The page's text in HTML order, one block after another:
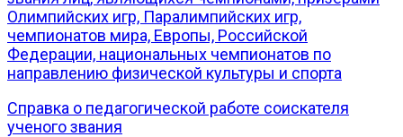
Олимпийских игр, Паралимпийских игр,
чемпионатов мира, Европы, Российской
Федерации, национальных чемпионатов по
направлению физической культуры и спорта
Справка о педагогической работе соискателя
ученого звания